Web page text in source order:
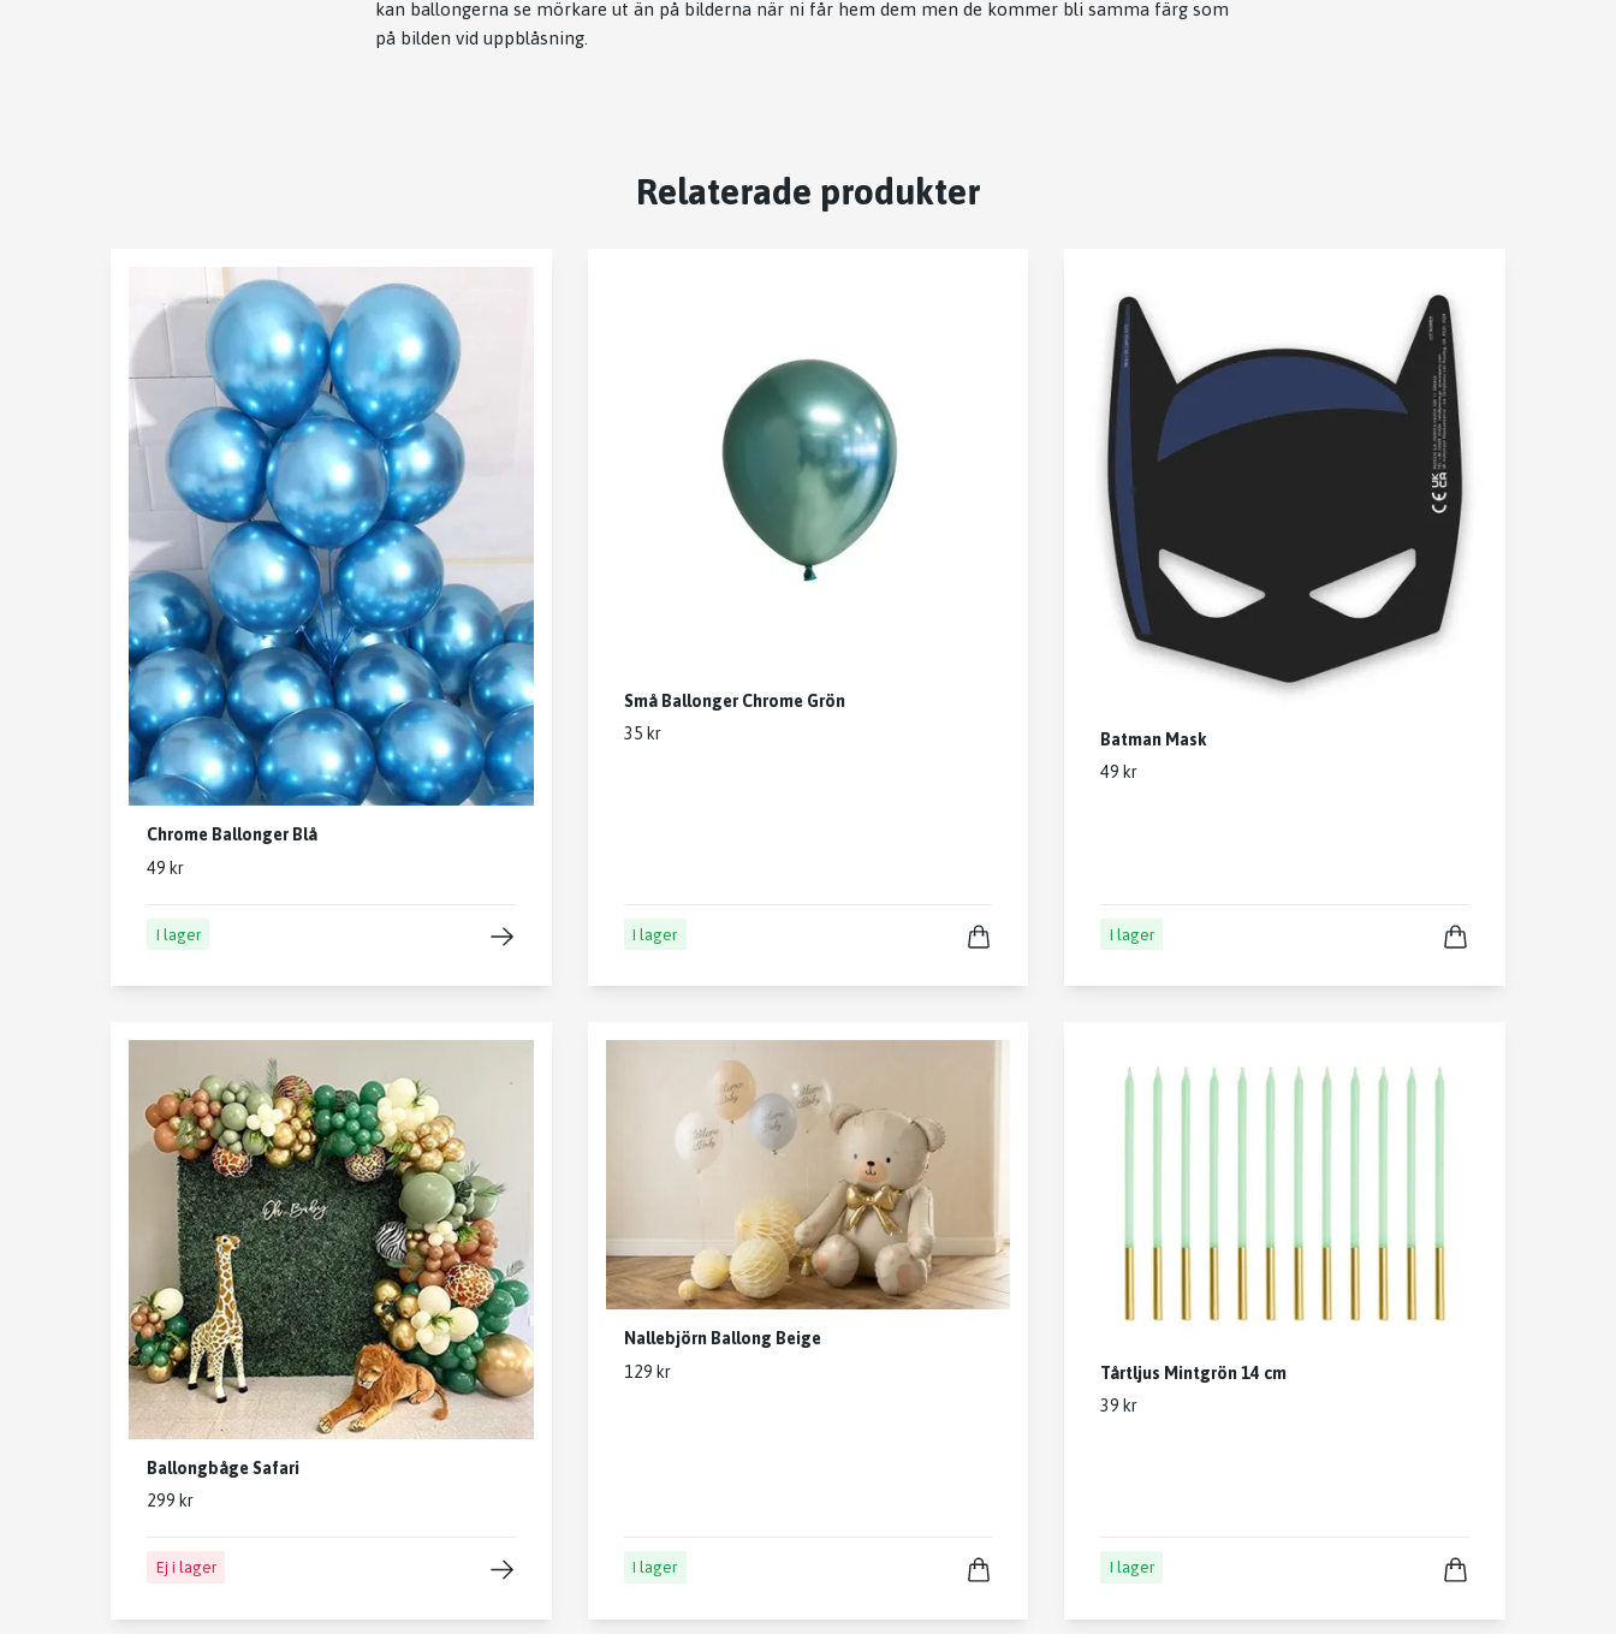
kan ballongerna se mörkare ut än på bilderna när ni får hem dem men de kommer bli samma färg som
på bilden vid uppblåsning.
Relaterade produkter
Chrome Ballonger Blå
49 kr
I lager
Små Ballonger Chrome Grön
35 kr
I lager
Batman Mask
49 kr
I lager
Ballongbåge Safari
299 kr
Ej i lager
Nallebjörn Ballong Beige
129 kr
I lager
Tårtljus Mintgrön 14 cm
39 kr
I lager